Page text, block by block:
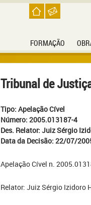
FORMAÇÃO
Tribunal de
Tipo: Apelação Cível
Número: 2005.013187-4
Des. Relator: Juiz Sérgio
Data da Decisão: 22/07/
Apelação Cível n.
Relator: Juiz Sérgio Izidoro